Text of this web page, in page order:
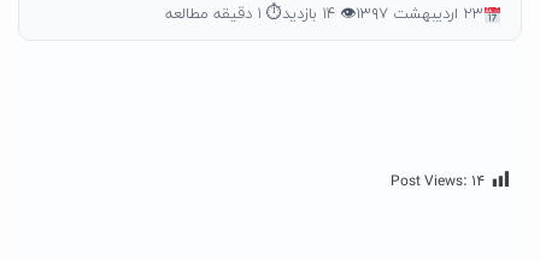
۲۳ اردیبهشت ۱۳۹۷ 👁 ۱۴ بازدید ⏱ ۱ دقیقه مطالعه
Post Views: ۱۴